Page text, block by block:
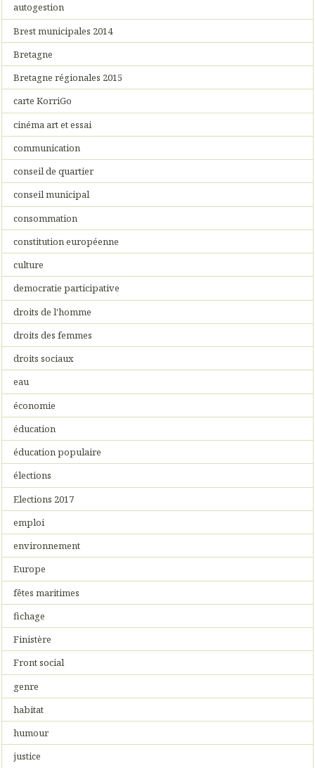
autogestion
Brest municipales 2014
Bretagne
Bretagne régionales 2015
carte KorriGo
cinéma art et essai
communication
conseil de quartier
conseil municipal
consommation
constitution européenne
culture
democratie participative
droits de l'homme
droits des femmes
droits sociaux
eau
économie
éducation
éducation populaire
élections
Elections 2017
emploi
environnement
Europe
fêtes maritimes
fichage
Finistère
Front social
genre
habitat
humour
justice